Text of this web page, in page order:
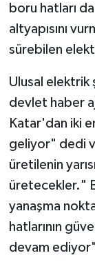
boru hatları
altyapısını
sürebilen
Ulusal elektrik
devlet haber
Katar'dan iki
geliyor" dedi
üretilenin
üretecekler."
yanaşma
hatlarının
devam